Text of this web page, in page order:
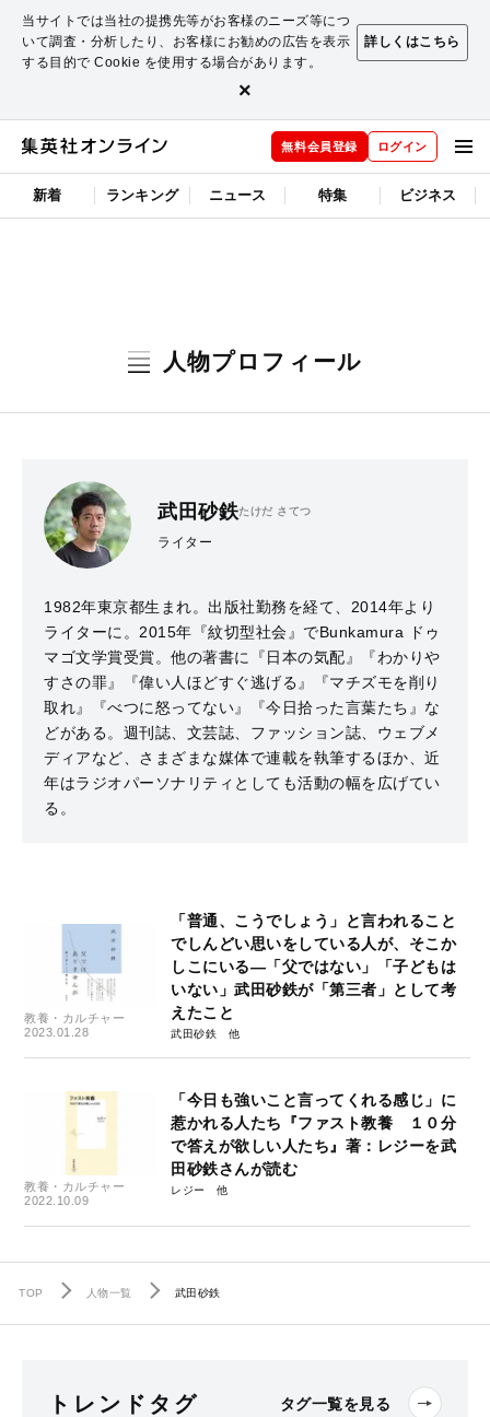
当サイトでは当社の提携先等がお客様のニーズ等につ
いて調査・分析したり、お客様にお勧めの広告を表示
する目的で Cookie を使用する場合があります。
詳しくはこちら
×
無料会員登録 ログイン
新着 ランキング ニュース 特集 ビジネス
人物プロフィール
武田砂鉄たけだ さてつ
ライター
1982年東京都生まれ。出版社勤務を経て、2014年より
ライターに。2015年『紋切型社会』でBunkamura ドゥ
マゴ文学賞受賞。他の著書に『日本の気配』『わかりや
すさの罪』『偉い人ほどすぐ逃げる』『マチズモを削り
取れ』『べつに怒ってない』『今日拾った言葉たち』な
どがある。週刊誌、文芸誌、ファッション誌、ウェブメ
ディアなど、さまざまな媒体で連載を執筆するほか、近
年はラジオパーソナリティとしても活動の幅を広げてい
る。
教養・カルチャー
2023.01.28
「普通、こうでしょう」と言われること
でしんどい思いをしている人が、そこか
しこにいる―「父ではない」「子どもは
いない」武田砂鉄が「第三者」として考
えたこと
武田砂鉄
教養・カルチャー
2022.10.09
「今日も強いこと言ってくれる感じ」に
惹かれる人たち『ファスト教養 １０分
で答えが欲しい人たち』著：レジーを武
田砂鉄さんが読む
レジー
TOP 人物一覧 武田砂鉄
トレンドタグ タグ一覧を見る